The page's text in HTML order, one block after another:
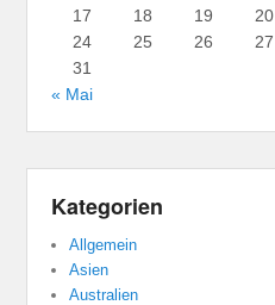
17
18 19 20
24
25 26 27
31
« Mai
Kategorien
Allgemein
Asien
Australien